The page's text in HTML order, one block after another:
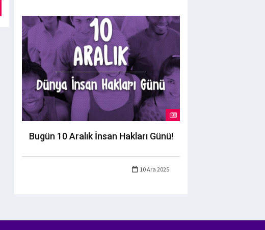
Bugün 10 Aralık İnsan Hakları Günü!
10 Ara 2025